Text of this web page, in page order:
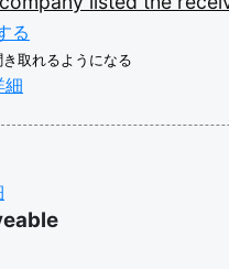
る
き取れるようになる
細